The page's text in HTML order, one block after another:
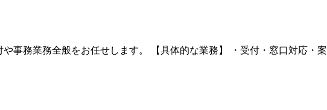
事務業務全般をお任せします。 【具体的な業務】 ・受付・窓口対応・